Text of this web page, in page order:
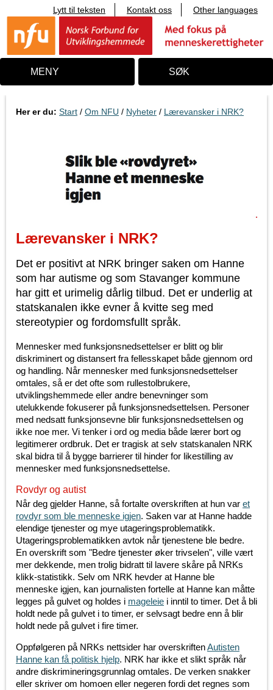
i
n
o
Lytt til teksten Kontakt oss Other languages
MENY SØK
Her er du: Start / Om NFU / Nyheter / Lærevansker i NRK?
Lærevansker i NRK?
Det er positivt at NRK bringer saken om Hanne
som har autisme og som Stavanger kommune
har gitt et urimelig dårlig tilbud. Det er underlig at
statskanalen ikke evner å kvitte seg med
stereotypier og fordomsfullt språk.
Mennesker med funksjonsnedsettelser er blitt og blir
diskriminert og distansert fra fellesskapet både gjennom ord
og handling. Når mennesker med funksjonsnedsettelser
omtales, så er det ofte som rullestolbrukere,
utviklingshemmede eller andre benevninger som
utelukkende fokuserer på funksjonsnedsettelsen. Personer
med nedsatt funksjonsevne blir funksjonsnedsettelsen og
ikke noe mer. Vi tenker i ord og media både lærer bort og
legitimerer ordbruk. Det er tragisk at selv statskanalen NRK
skal bidra til å bygge barrierer til hinder for likestilling av
mennesker med funksjonsnedsettelse.
Rovdyr og autist
Når deg gjelder Hanne, så fortalte overskriften at hun var et
rovdyr som ble menneske igjen. Saken var at Hanne hadde
elendige tjenester og mye utageringsproblematikk.
Utageringsproblematikken avtok når tjenestene ble bedre.
En overskrift som "Bedre tjenester øker trivselen", ville vært
mer dekkende, men trolig bidratt til lavere skåre på NRKs
klikk-statistikk. Selv om NRK hevder at Hanne ble
menneske igjen, kan journalisten fortelle at Hanne kan måtte
legges på gulvet og holdes i mageleie i inntil to timer. Det å bli
holdt nede på gulvet i to timer, er selvsagt bedre enn å blir
holdt nede på gulvet i fire timer.
Oppfølgeren på NRKs nettsider har overskriftenAutisten
Hanne kan få politisk hjelp. NRK har ikke et slikt språk når
andre diskrimineringsgrunnlag omtales. De verken snakker
eller skriver om homoen eller negeren fordi det regnes som